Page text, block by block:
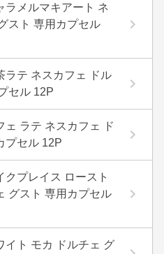
ラメルマキアート ネ
スト 専用カプセル
ラテ ネスカフェ ドル
セル 12P
ェ ラテ ネスカフェ ド
プセル 12P
クプレイス ロースト
グスト 専用カプセル
イト モカ ドルチェ グ